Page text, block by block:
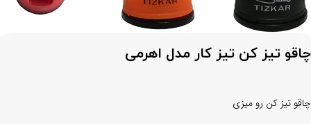
چاقو تیز کن تیز کار مدل اهرمی
چاقو تیز کن رو میزی